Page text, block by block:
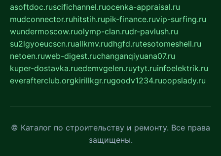
asoftdoc.ruscifichannel.ruocenka-appraisal.ru
mudconnector.ruhitstih.rupik-finance.ruvip-surfing.ru
wundermoscow.ruolymp-clan.rudr-pavlush.ru
su2lgyoeucscn.ruallkmv.rudhgfd.rutesotomeshell.ru
netoen.ruweb-digest.ruchanganqiyuana07.ru
kuper-dostavka.ruedemvgelen.ruytyt.ruinfoelektrik.ru
everafterclub.orgkirillkgr.rugoodv1234.ruoopslady.ru
© Каталог по строительству и ремонту. Все права
защищены.